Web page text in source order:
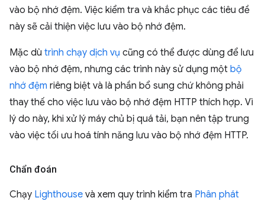
vào bộ nhớ đệm. Việc kiểm tra và khắc phục các tiêu đề
này sẽ cải thiện việc lưu vào bộ nhớ đệm.
Mặc dù trình chạy dịch vụ cũng có thể được dùng để lưu
vào bộ nhớ đệm, nhưng các trình này sử dụng một bộ
nhớ đệm riêng biệt và là phần bổ sung chứ không phải
thay thế cho việc lưu vào bộ nhớ đệm HTTP thích hợp. Vì
lý do này, khi xử lý máy chủ bị quá tải, bạn nên tập trung
vào việc tối ưu hoá tính năng lưu vào bộ nhớ đệm HTTP.
Chẩn đoán
Chạy Lighthouse và xem quy trình kiểm tra Phân phát